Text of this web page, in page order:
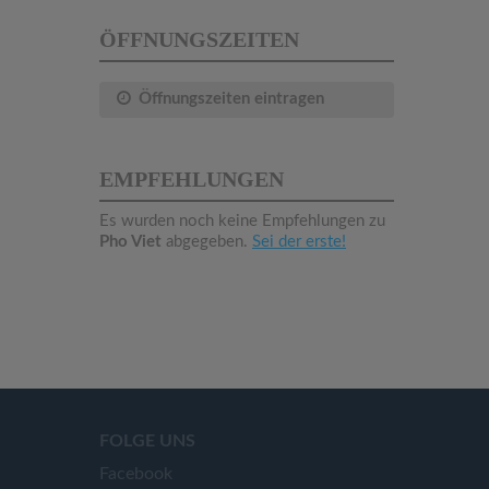
ÖFFNUNGSZEITEN
Öffnungszeiten eintragen
EMPFEHLUNGEN
Es wurden noch keine Empfehlungen zu
Pho Viet abgegeben. Sei der erste!
FOLGE UNS
Facebook